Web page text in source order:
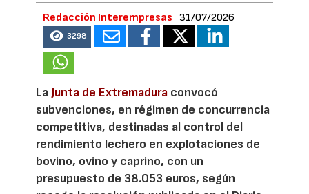
Redacción Interempresas 31/07/2026
3298
La Junta de Extremadura convocó
subvenciones, en régimen de concurrencia
competitiva, destinadas al control del
rendimiento lechero en explotaciones de
bovino, ovino y caprino, con un
presupuesto de 38.053 euros, según